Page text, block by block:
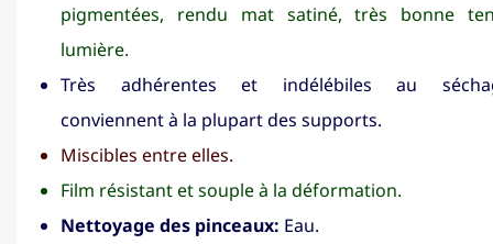
pigmentées, rendu mat satiné, très bonne
lumière.
Très adhérentes et indélébiles au
conviennent à la plupart des supports.
Miscibles entre elles.
Film résistant et souple à la déformation.
Nettoyage des pinceaux: Eau.